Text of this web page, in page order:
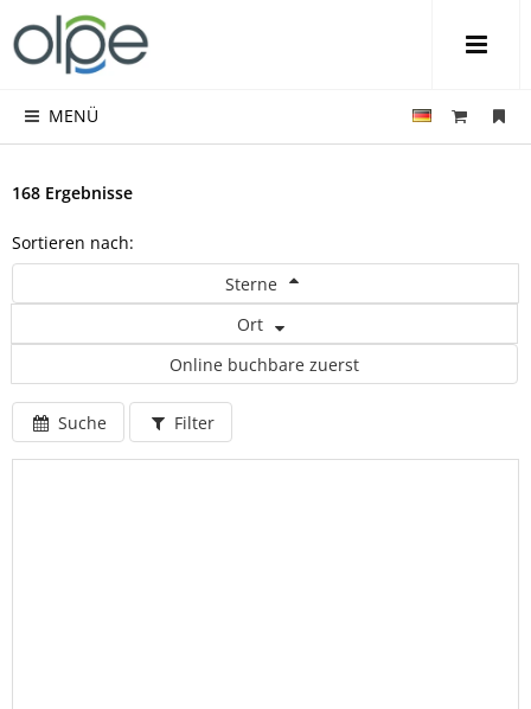
MENÜ
168 Ergebnisse
Sortieren nach:
Sterne
Ort
Online buchbare zuerst
Suche Filter